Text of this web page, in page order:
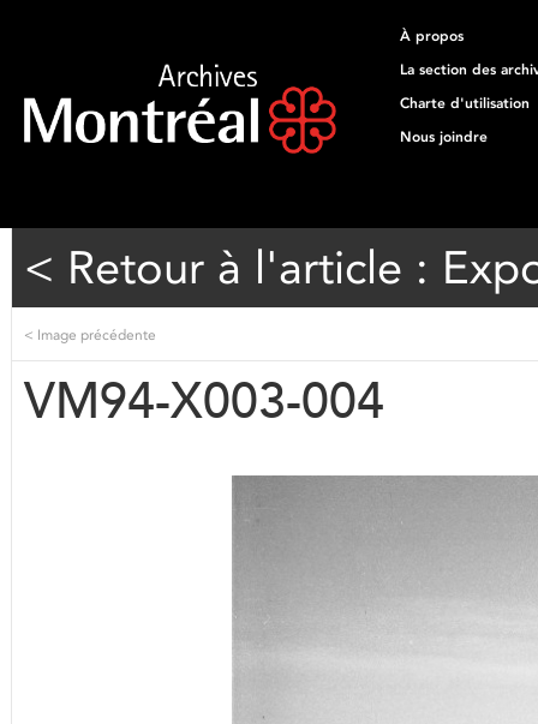
À propos
La section des
Charte d'utilisation
Nous joindre
< Retour à l'article :
< Image précédente
VM94-X003-004